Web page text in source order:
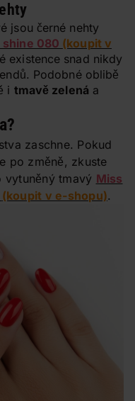
jsou černé nehty
shine 080 (koupit v
existence snad nikdy
Podobné oblibě
i tmavě zelená a
zaschne. Pokud
po změně, zkuste
vytuněný tmavý Miss
(koupit v e-shopu).